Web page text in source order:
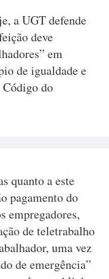
a UGT defende
deve
em
de igualdade e
do
quanto a este
pagamento do
empregadores,
de teletrabalho
uma vez
de emergência”